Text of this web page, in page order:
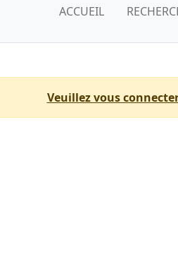
ACCUEIL
Veuillez vous